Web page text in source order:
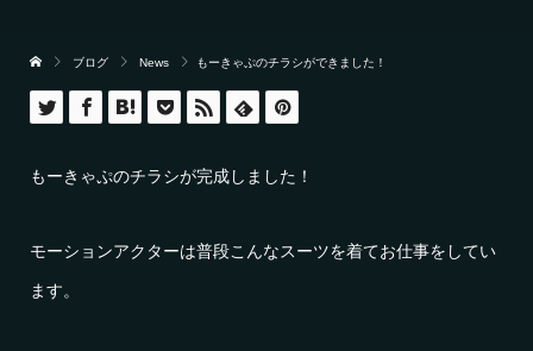
ブログ News もーきゃぷのチラシができました！
もーきゃぷのチラシが完成しました！
モーションアクターは普段こんなスーツを着てお仕事をしてい
ます。